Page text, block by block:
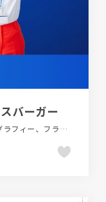
バーガー
LP・特集ページ、イラスト、シンプル、タイポグラフィー、フラットデザイン、ブルー系、ホワイト系、ポップ、飲食店・グルメ・ウェディング